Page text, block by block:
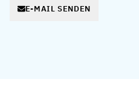
E-MAIL SENDEN